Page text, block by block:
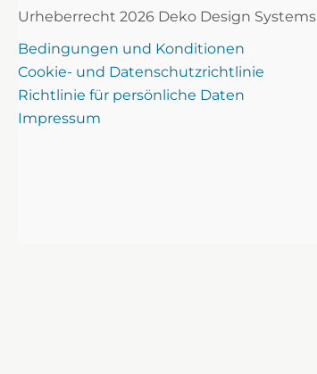
Urheberrecht 2026 Deko Design Systems
Bedingungen und Konditionen
Cookie- und Datenschutzrichtlinie
Richtlinie für persönliche Daten
Impressum